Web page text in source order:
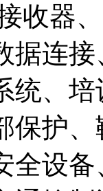
收器
据连
统、
保护
全设